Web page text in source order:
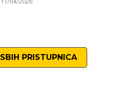
SBIH PRISTUPNICA